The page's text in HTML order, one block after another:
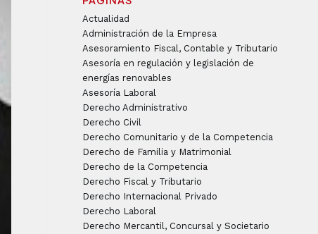
Actualidad
Administración de la Empresa
Asesoramiento Fiscal, Contable y Tributario
Asesoría en regulación y legislación de
energías renovables
Asesoría Laboral
Derecho Administrativo
Derecho Civil
Derecho Comunitario y de la Competencia
Derecho de Familia y Matrimonial
Derecho de la Competencia
Derecho Fiscal y Tributario
Derecho Internacional Privado
Derecho Laboral
Derecho Mercantil, Concursal y Societario